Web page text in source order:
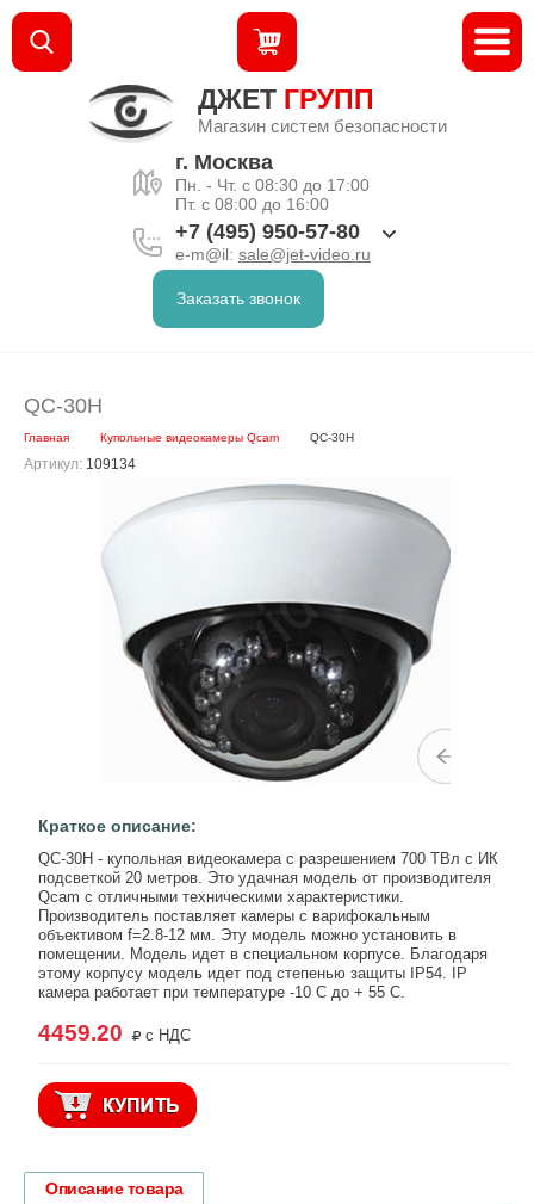
ДЖЕТ ГРУПП
Магазин систем безопасности
г. Москва
Пн. - Чт. с 08:30 до 17:00
Пт. с 08:00 до 16:00
+7 (495) 950-57-80
e-m@il: sale@jet-video.ru
Заказать звонок
QC-30H
Главная Купольные видеокамеры Qcam QC-30H
Артикул: 109134
Краткое описание:
QC-30H - купольная видеокамера с разрешением 700 ТВл с ИК
подсветкой 20 метров. Это удачная модель от производителя
Qcam с отличными техническими характеристики.
Производитель поставляет камеры с варифокальным
объективом f=2.8-12 мм. Эту модель можно установить в
помещении. Модель идет в специальном корпусе. Благодаря
этому корпусу модель идет под степенью защиты IP54. IP
камера работает при температуре -10 C до + 55 C.
4459.20 с НДС
Описание товара